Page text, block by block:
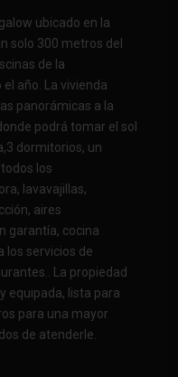
ubicado en la
solo 300 metros del
de la
año. La vivienda
panorámicas a la
podrá tomar el sol
dormitorios, un
los
lavavajillas,
aires
garantía, cocina
los servicios de
La propiedad
equipada, lista para
para una mayor
de atenderle.